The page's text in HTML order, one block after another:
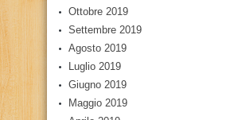
Ottobre 2019
Settembre 2019
Agosto 2019
Luglio 2019
Giugno 2019
Maggio 2019